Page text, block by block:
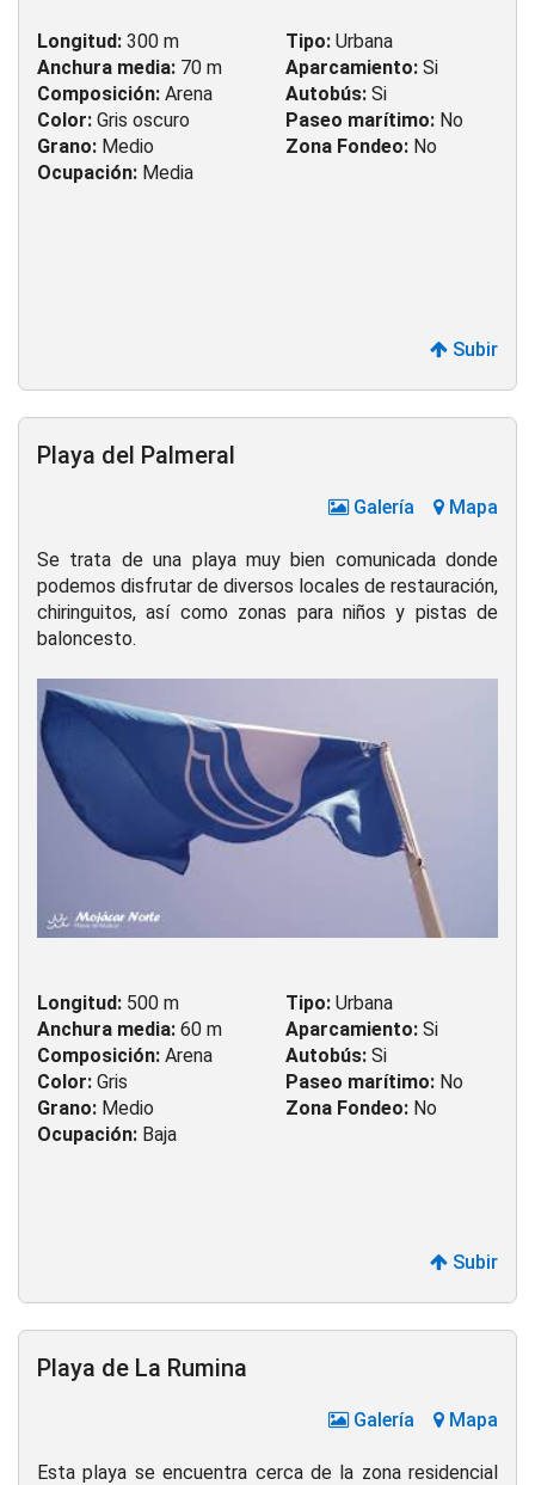
Longitud: 300 m
Anchura media: 70 m
Composición: Arena
Color: Gris oscuro
Grano: Medio
Ocupación: Media
Tipo: Urbana
Aparcamiento: Si
Autobús: Si
Paseo marítimo: No
Zona Fondeo: No
Subir
Playa del Palmeral
Galería Mapa
Se trata de una playa muy bien comunicada donde
podemos disfrutar de diversos locales de restauración,
chiringuitos, así como zonas para niños y pistas de
baloncesto.
Longitud: 500 m
Anchura media: 60 m
Composición: Arena
Color: Gris
Grano: Medio
Ocupación: Baja
Tipo: Urbana
Aparcamiento: Si
Autobús: Si
Paseo marítimo: No
Zona Fondeo: No
Subir
Playa de La Rumina
Galería Mapa
Esta playa se encuentra cerca de la zona residencial